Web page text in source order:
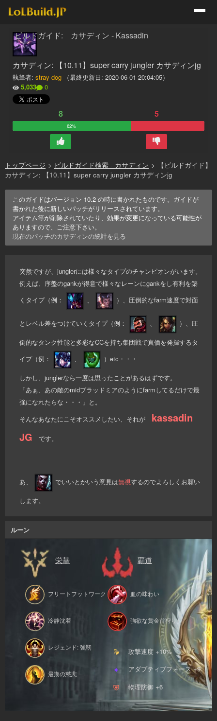
ビルドガイド: カサディン - Kassadin
カサディン: 【10.11】super carry jungler カサディンjg
執筆者: stray dog （最終更新日: 2020-06-01 20:04:05）
5,033
0
8 5
62%
トップページ > ビルドガイド検索 - カサディン >
【ビルドガイド】
カサディン: 【10.11】super carry jungler カサディンjg
このガイドはバージョン 10.2 の時に書かれたものです。ガイドが
書かれた後に新しいパッチがリリースされています。
アイテム等が削除されていたり、効果が変更になっている可能性が
ありますので、ご注意下さい。
現在のパッチのカサディンの統計を見る
突然ですが、junglerには様々なタイプのチャンピオンがいます。
例えば、序盤のgankが得意で様々なレーンにgankをし有利を築
くタイプ（例：
、 ）、圧倒的なfarm速度で対面
とレベル差をつけていくタイプ（例： 、 ）、圧
倒的なタンク性能と多彩なCCを持ち集団戦で真価を発揮するタ
イプ（例：
、 ）etc・・・
しかし、junglerなら一度は思ったことがあるはずです。
「あぁ、あの敵のmidブラッドミアのようにfarmしてるだけで最
強になれたらな・・・」と。
そんなあなたにこそオススメしたい、それが kassadin
JG です。
あ、 でいいとかいう意見は無視するのでよろしくお願い
します。
ルーン
栄華
フリートフットワーク
冷静沈着
レジェンド: 強靭
最期の慈悲
覇道
血の味わい
強欲な賞金首狩り
攻撃速度 +10%
アダプティブフォース +9
物理防御 +6